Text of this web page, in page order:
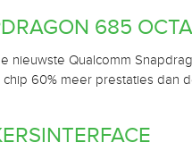
685
nieuwste Qualcomm
60% meer prestaties dan